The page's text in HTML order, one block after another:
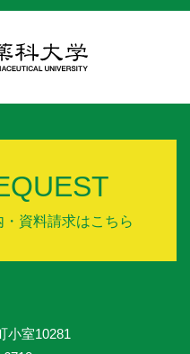
・資料請求はこちら
小室10281